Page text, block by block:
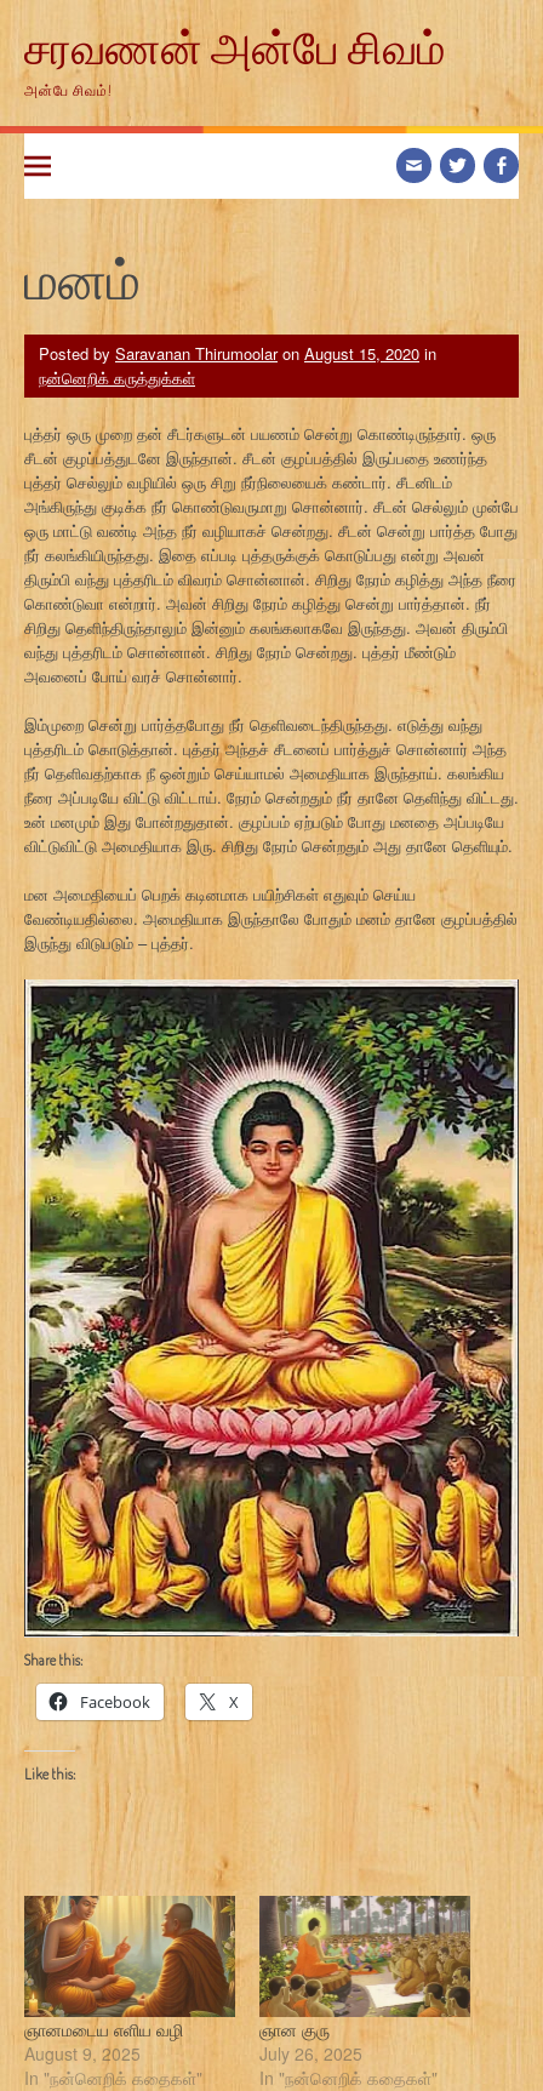
contentசரவணன் அன்பே சிவம்
அன்பே சிவம்!
மனம்
Posted by Saravanan Thirumoolaron August 15, 2020 in
நன்னெறிக் கருத்துக்கள்
புத்தர் ஒரு முறை தன் சீடர்களுடன் பயணம் சென்று கொண்டிருந்தார். ஒரு
சீடன் குழப்பத்துடனே இருந்தான். சீடன் குழப்பத்தில் இருப்பதை உணர்ந்த
புத்தர் செல்லும் வழியில் ஒரு சிறு நீர்நிலையைக் கண்டார். சீடனிடம்
அங்கிருந்து குடிக்க நீர் கொண்டுவருமாறு சொன்னார். சீடன் செல்லும் முன்பே
ஒரு மாட்டு வண்டி அந்த நீர் வழியாகச் சென்றது. சீடன் சென்று பார்த்த போது
நீர் கலங்கியிருந்தது. இதை எப்படி புத்தருக்குக் கொடுப்பது என்று அவன்
திரும்பி வந்து புத்தரிடம் விவரம் சொன்னான். சிறிது நேரம் கழித்து அந்த நீரை
கொண்டுவா என்றார். அவன் சிறிது நேரம் கழித்து சென்று பார்த்தான். நீர்
சிறிது தெளிந்திருந்தாலும் இன்னும் கலங்கலாகவே இருந்தது. அவன் திரும்பி
வந்து புத்தரிடம் சொன்னான். சிறிது நேரம் சென்றது. புத்தர் மீண்டும்
அவனைப் போய் வரச் சொன்னார்.
இம்முறை சென்று பார்த்தபோது நீர் தெளிவடைந்திருந்தது. எடுத்து வந்து
புத்தரிடம் கொடுத்தான். புத்தர் அந்தச் சீடனைப் பார்த்துச் சொன்னார் அந்த
நீர் தெளிவதற்காக நீ ஒன்றும் செய்யாமல் அமைதியாக இருந்தாய். கலங்கிய
நீரை அப்படியே விட்டு விட்டாய். நேரம் சென்றதும் நீர் தானே தெளிந்து விட்டது.
உன் மனமும் இது போன்றதுதான். குழப்பம் ஏற்படும் போது மனதை அப்படியே
விட்டுவிட்டு அமைதியாக இரு. சிறிது நேரம் சென்றதும் அது தானே தெளியும்.
மன அமைதியைப் பெறக் கடினமாக பயிற்சிகள் எதுவும் செய்ய
வேண்டியதில்லை. அமைதியாக இருந்தாலே போதும் மனம் தானே குழப்பத்தில்
இருந்து விடுபடும் – புத்தர்.
Share this:
Facebook X
Like this:
ஞானமடைய எளிய வழி
August 9, 2025
In "நன்னெறிக் கதைகள்"
ஞான குரு
July 26, 2025
In "நன்னெறிக் கதைகள்"